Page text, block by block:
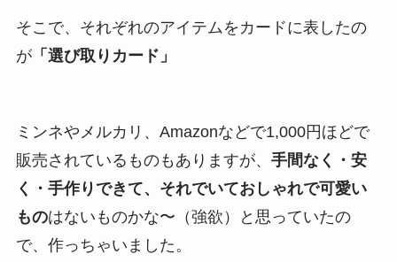
そこで、それぞれのアイテムをカードに表したの
が「選び取りカード」
ミンネやメルカリ、Amazonなどで1,000円ほどで
販売されているものもありますが、 手間なく・安
く・手作りできて、それでいておしゃれで可愛い
ものはないものかな〜（強欲）と思っていたの
で、作っちゃいました。